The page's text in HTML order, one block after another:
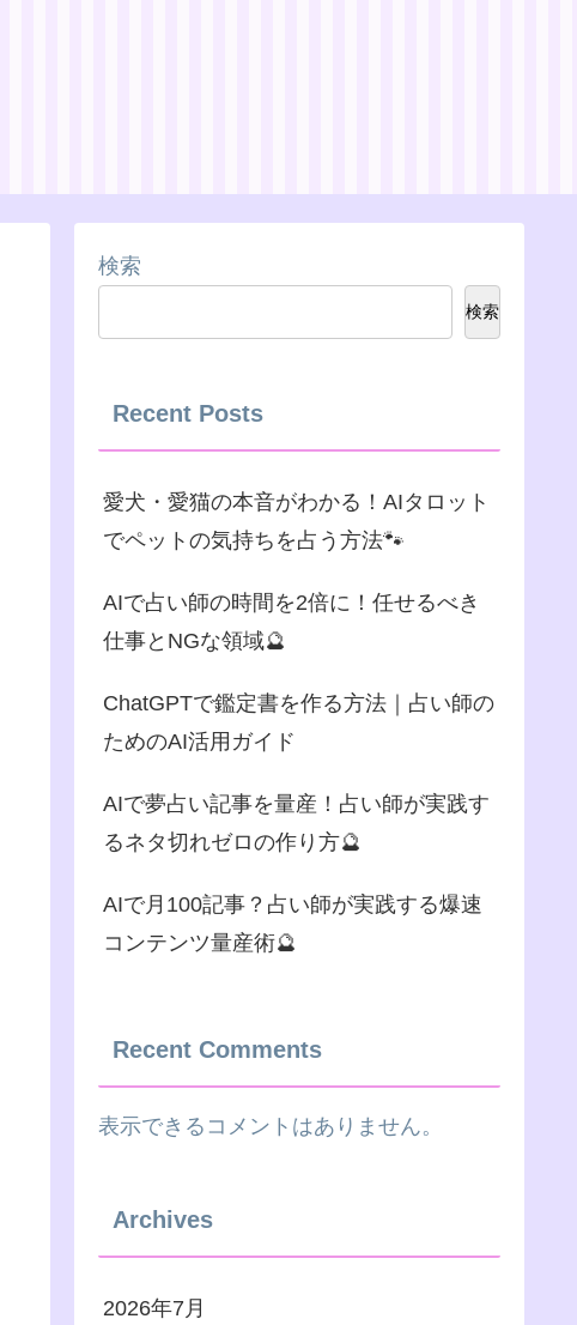
検索
検索
Recent Posts
愛犬・愛猫の本音がわかる！AIタロット
でペットの気持ちを占う方法🐾
AIで占い師の時間を2倍に！任せるべき
仕事とNGな領域🔮
ChatGPTで鑑定書を作る方法｜占い師の
ためのAI活用ガイド
AIで夢占い記事を量産！占い師が実践す
るネタ切れゼロの作り方🔮
AIで月100記事？占い師が実践する爆速
コンテンツ量産術🔮
Recent Comments
表示できるコメントはありません。
Archives
2026年7月